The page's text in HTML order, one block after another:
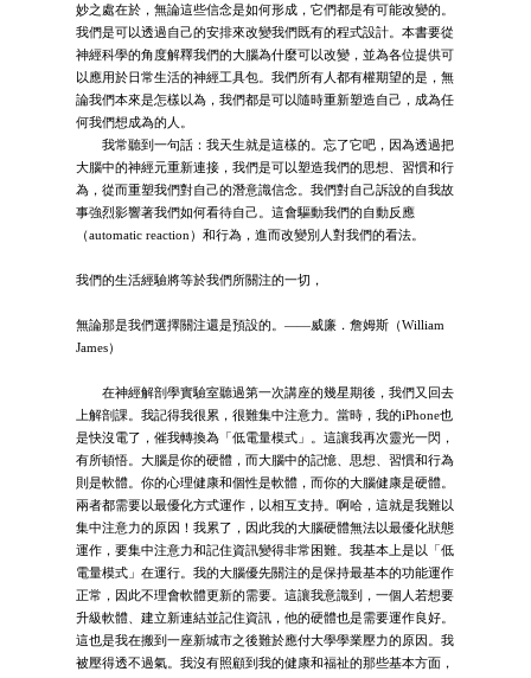
妙之處在於，無論這些信念是如何形成，它們都是有可能改變的。
我們是可以透過自己的安排來改變我們既有的程式設計。本書要從
神經科學的角度解釋我們的大腦為什麼可以改變，並為各位提供可
以應用於日常生活的神經工具包。我們所有人都有權期望的是，無
論我們本來是怎樣以為，我們都是可以隨時重新塑造自己，成為任
何我們想成為的人。
我常聽到一句話：我天生就是這樣的。忘了它吧，因為透過把
大腦中的神經元重新連接，我們是可以塑造我們的思想、習慣和行
為，從而重塑我們對自己的潛意識信念。我們對自己訴說的自我故
事強烈影響著我們如何看待自己。這會驅動我們的自動反應
（automatic reaction）和行為，進而改變別人對我們的看法。
我們的生活經驗將等於我們所關注的一切，
無論那是我們選擇關注還是預設的。——威廉．詹姆斯（William
James）
在神經解剖學實驗室聽過第一次講座的幾星期後，我們又回去
上解剖課。我記得我很累，很難集中注意力。當時，我的iPhone也
是快沒電了，催我轉換為「低電量模式」。這讓我再次靈光一閃，
有所頓悟。大腦是你的硬體，而大腦中的記憶、思想、習慣和行為
則是軟體。你的心理健康和個性是軟體，而你的大腦健康是硬體。
兩者都需要以最優化方式運作，以相互支持。啊哈，這就是我難以
集中注意力的原因！我累了，因此我的大腦硬體無法以最優化狀態
運作，要集中注意力和記住資訊變得非常困難。我基本上是以「低
電量模式」在運行。我的大腦優先關注的是保持最基本的功能運作
正常，因此不理會軟體更新的需要。這讓我意識到，一個人若想要
升級軟體、建立新連結並記住資訊，他的硬體也是需要運作良好。
這也是我在搬到一座新城市之後難於應付大學學業壓力的原因。我
被壓得透不過氣。我沒有照顧到我的健康和福祉的那些基本方面，